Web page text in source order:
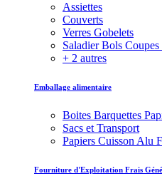
Assiettes
Couverts
Verres Gobelets
Saladier Bols Coupes
+ 2 autres
Emballage alimentaire
Boites Barquettes
Sacs et Transport
Papiers Cuisson Alu
Fourniture d'Exploitation Frais